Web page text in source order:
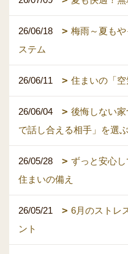
26/06/18
梅雨～夏も
ステム
26/06/11 住まいの「
26/06/04
後悔しない
で話し合える相手」を選
26/05/28
ずっと安心
住まいの備え
26/05/21
6月のストレ
ント